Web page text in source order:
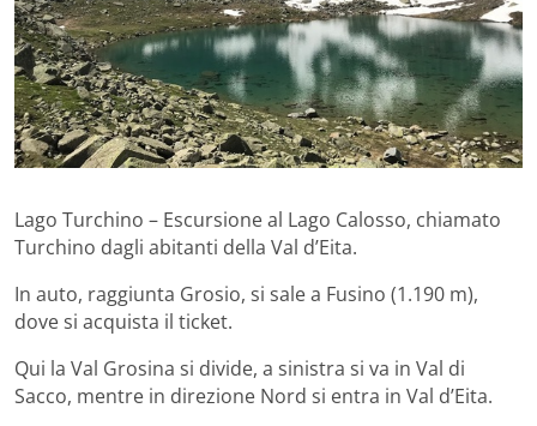
Lago Turchino – Escursione al Lago Calosso, chiamato
Turchino dagli abitanti della Val d’Eita.
In auto, raggiunta Grosio, si sale a Fusino (1.190 m),
dove si acquista il ticket.
Qui la Val Grosina si divide, a sinistra si va in Val di
Sacco, mentre in direzione Nord si entra in Val d’Eita.